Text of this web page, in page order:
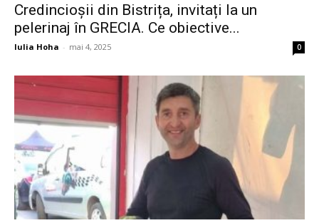
Credincioșii din Bistrița, invitați la un
pelerinaj în GRECIA. Ce obiective...
Iulia Hoha - mai 4, 2025 0